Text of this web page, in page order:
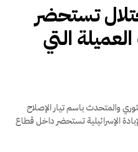
تستحضر
التي
والمتحدث باسم تيار الإصلاح
الإسرائيلية تستحضر داخل قطاع